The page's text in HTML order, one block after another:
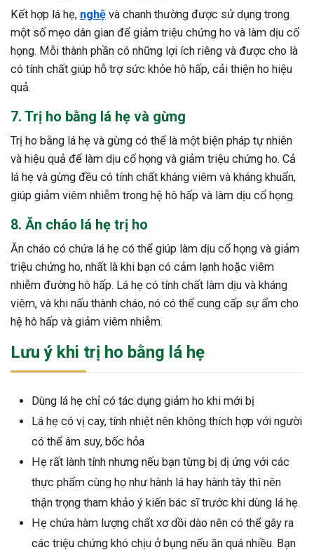
Kết hợp lá hẹ, nghệ và chanh thường được sử dụng trong
một số mẹo dân gian để giảm triệu chứng ho và làm dịu cổ
họng. Mỗi thành phần có những lợi ích riêng và được cho là
có tính chất giúp hỗ trợ sức khỏe hô hấp, cải thiện ho hiệu
quả.
7. Trị ho bằng lá hẹ và gừng
Trị ho bằng lá hẹ và gừng có thể là một biện pháp tự nhiên
và hiệu quả để làm dịu cổ họng và giảm triệu chứng ho. Cả
lá hẹ và gừng đều có tính chất kháng viêm và kháng khuẩn,
giúp giảm viêm nhiễm trong hệ hô hấp và làm dịu cổ họng.
8. Ăn cháo lá hẹ trị ho
Ăn cháo có chứa lá hẹ có thể giúp làm dịu cổ họng và giảm
triệu chứng ho, nhất là khi bạn có cảm lạnh hoặc viêm
nhiễm đường hô hấp. Lá hẹ có tính chất làm dịu và kháng
viêm, và khi nấu thành cháo, nó có thể cung cấp sự ẩm cho
hệ hô hấp và giảm viêm nhiễm.
Lưu ý khi trị ho bằng lá hẹ
Dùng lá hẹ chỉ có tác dụng giảm ho khi mới bị
Lá hẹ có vị cay, tính nhiệt nên không thích hợp với người
có thể âm suy, bốc hỏa
Hẹ rất lành tính nhưng nếu bạn từng bị dị ứng với các
thực phẩm cùng họ như hành lá hay hành tây thì nên
thận trọng tham khảo ý kiến bác sĩ trước khi dùng lá hẹ.
Hẹ chứa hàm lượng chất xơ dồi dào nên có thể gây ra
các triệu chứng khó chịu ở bụng nếu ăn quá nhiều. Bạn